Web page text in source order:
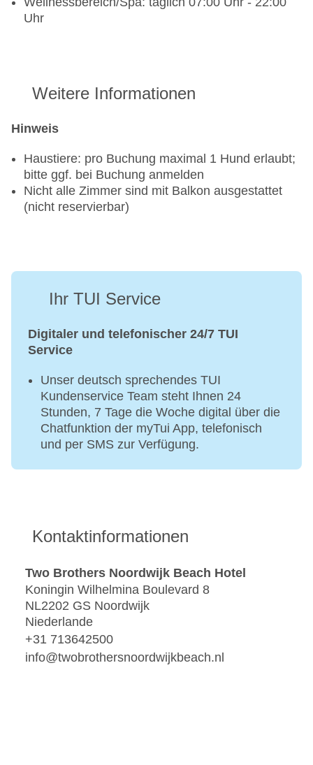
Uhr
Weitere Informationen
Hinweis
Haustiere: pro Buchung maximal 1 Hund erlaubt;
bitte ggf. bei Buchung anmelden
Nicht alle Zimmer sind mit Balkon ausgestattet
(nicht reservierbar)
Ihr TUI Service
Digitaler und telefonischer 24/7 TUI
Service
Unser deutsch sprechendes TUI
Kundenservice Team steht Ihnen 24
Stunden, 7 Tage die Woche digital über die
Chatfunktion der myTui App, telefonisch
und per SMS zur Verfügung.
Kontaktinformationen
Two Brothers Noordwijk Beach Hotel
Koningin Wilhelmina Boulevard 8
NL2202 GS Noordwijk
Niederlande
+31 713642500
info@twobrothersnoordwijkbeach.nl